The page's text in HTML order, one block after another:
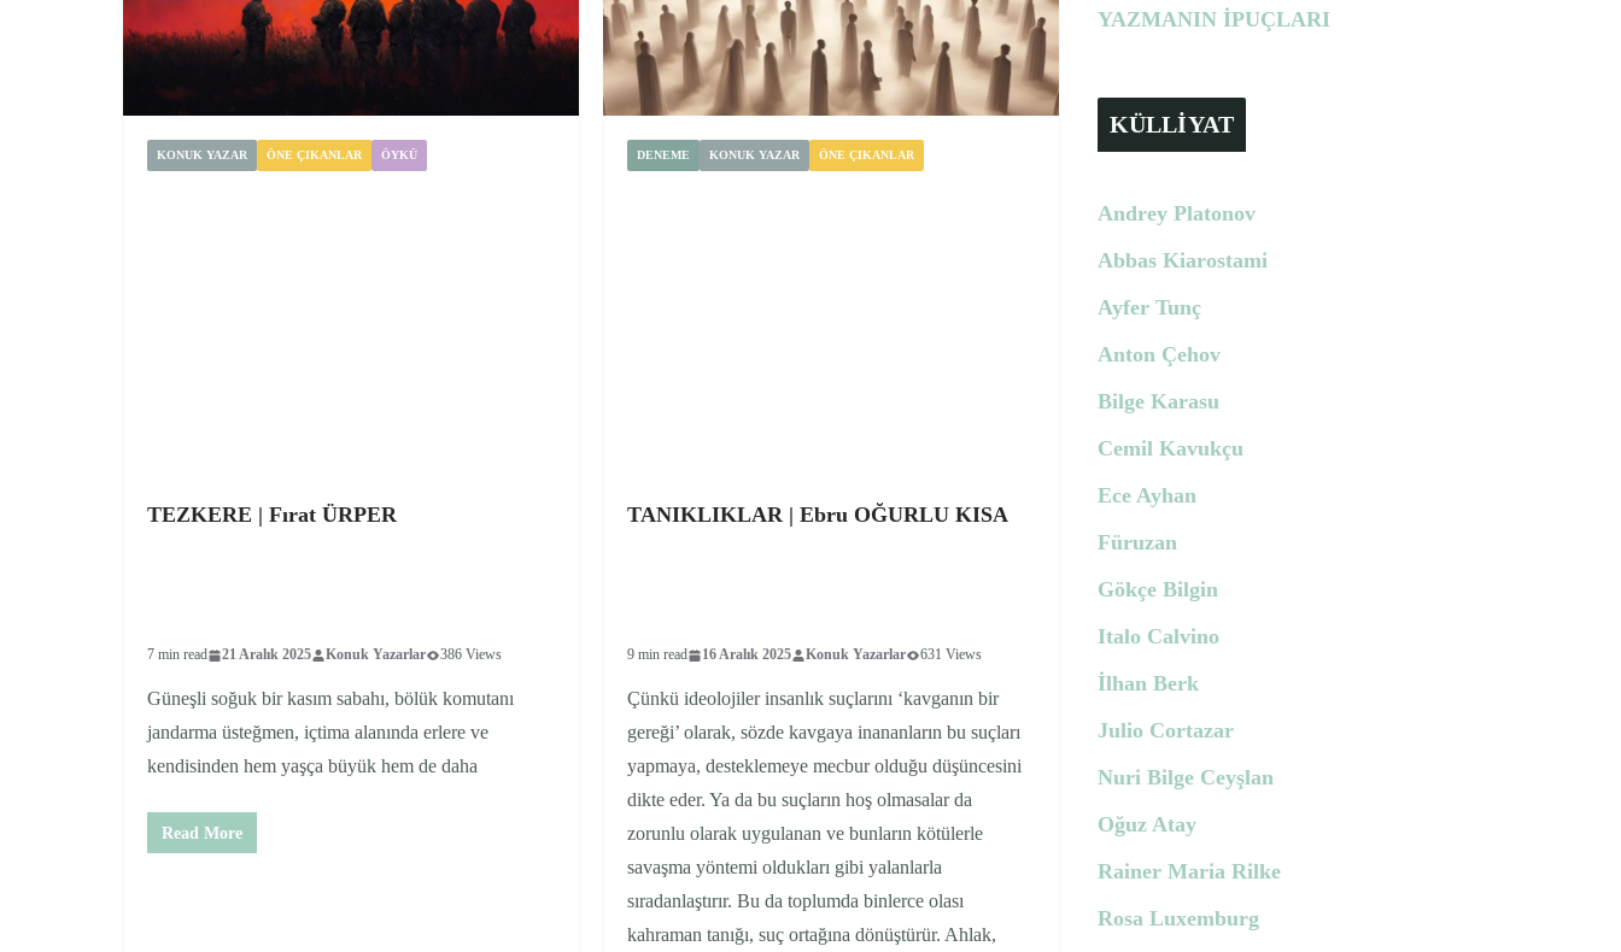
KONUK YAZAR ÖNE ÇIKANLAR ÖYKÜ
TEZKERE | Fırat ÜRPER
7 min read 21 Aralık 2025 Konuk Yazarlar 386 Views
Güneşli soğuk bir kasım sabahı, bölük komutanı
jandarma üsteğmen, içtima alanında erlere ve
kendisinden hem yaşça büyük hem de daha
Read More
DENEME KONUK YAZAR ÖNE ÇIKANLAR
TANIKLIKLAR | Ebru OĞURLU KISA
9 min read 16 Aralık 2025 Konuk Yazarlar 631 Views
Çünkü ideolojiler insanlık suçlarını ‘kavganın bir
gereği’ olarak, sözde kavgaya inananların bu suçları
yapmaya, desteklemeye mecbur olduğu düşüncesini
dikte eder. Ya da bu suçların hoş olmasalar da
zorunlu olarak uygulanan ve bunların kötülerle
savaşma yöntemi oldukları gibi yalanlarla
sıradanlaştırır. Bu da toplumda binlerce olası
kahraman tanığı, suç ortağına dönüştürür. Ahlak,
YAZMANIN İPUÇLARI
KÜLLİYAT
Andrey Platonov
Abbas Kiarostami
Ayfer Tunç
Anton Çehov
Bilge Karasu
Cemil Kavukçu
Ece Ayhan
Füruzan
Gökçe Bilgin
Italo Calvino
İlhan Berk
Julio Cortazar
Nuri Bilge Ceyşlan
Oğuz Atay
Rainer Maria Rilke
Rosa Luxemburg